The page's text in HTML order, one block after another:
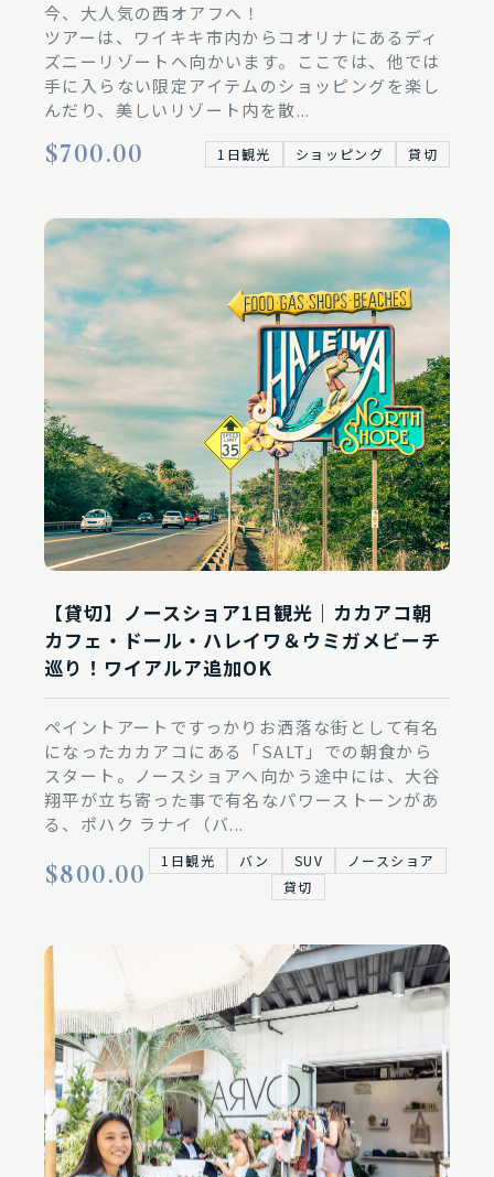
今、大人気の西オアフへ！
ツアーは、ワイキキ市内からコオリナにあるディ
ズニーリゾートへ向かいます。ここでは、他では
手に入らない限定アイテムのショッピングを楽し
んだり、美しいリゾート内を散...
$700.00 1日観光 ショッピング 貸切
【貸切】ノースショア1日観光｜カカアコ朝
カフェ・ドール・ハレイワ＆ウミガメビーチ
巡り！ワイアルア追加OK
ペイントアートですっかりお洒落な街として有名
になったカカアコにある「SALT」での朝食から
スタート。ノースショアへ向かう途中には、大谷
翔平が立ち寄った事で有名なパワーストーンがあ
る、ポハク ラナイ（バ...
$800.00 1日観光 バン SUV
ノースショア
貸切